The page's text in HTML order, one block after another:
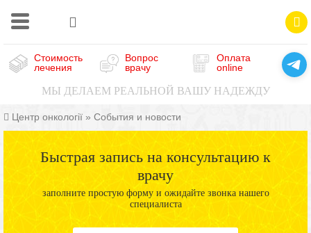
Стоимость
лечения
Вопрос
врачу
Оплата
online
МЫ ДЕЛАЕМ РЕАЛЬНОЙ ВАШУ НАДЕЖДУ
Центр онкології » События и новости
Быстрая запись на консультацию к
врачу
заполните простую форму и ожидайте звонка нашего
специалиста